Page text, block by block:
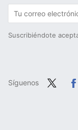
Suscribiéndote
Síguenos